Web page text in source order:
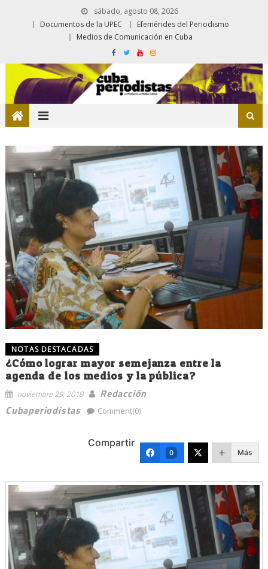
sábado, agosto 08, 2026
Documentos de la UPEC
Efemérides del Periodismo
Medios de Comunicación en Cuba
NOTAS DESTACADAS
¿Cómo lograr mayor semejanza entre la
agenda de los medios y la pública?
noviembre 29, 2018
Redacción
Cubaperiodistas
Comment(0)
Compartir
0 Más